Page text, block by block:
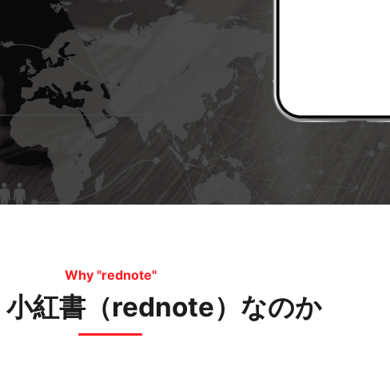
Why "rednote"
小紅書（rednote）なのか